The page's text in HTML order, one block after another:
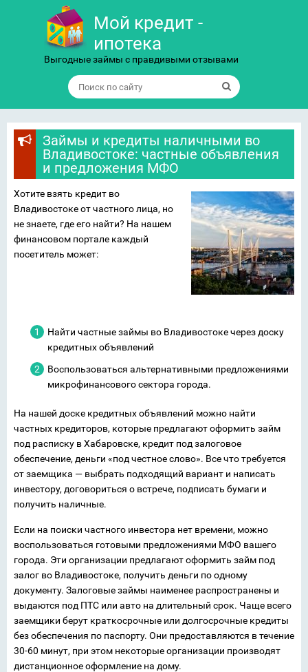
Мой кредит -
ипотека
Выгодные займы с правдивыми отзывами
Займы и кредиты наличными во
Владивостоке: частные объявления
и предложения МФО
Хотите взять кредит во
Владивостоке от частного лица, но
не знаете, где его найти? На нашем
финансовом портале каждый
посетитель может:
Найти частные займы во Владивостоке через доску
кредитных объявлений
Воспользоваться альтернативными предложениями
микрофинансового сектора города.
На нашей доске кредитных объявлений можно найти
частных кредиторов, которые предлагают оформить займ
под расписку в Хабаровске, кредит под залоговое
обеспечение, деньги «под честное слово». Все что требуется
от заемщика — выбрать подходящий вариант и написать
инвестору, договориться о встрече, подписать бумаги и
получить наличные.
Если на поиски частного инвестора нет времени, можно
воспользоваться готовыми предложениями МФО вашего
города. Эти организации предлагают оформить займ под
залог во Владивостоке, получить деньги по одному
документу. Залоговые займы наименее распространены и
выдаются под ПТС или авто на длительный срок. Чаще всего
заемщики берут краткосрочные или долгосрочные кредиты
без обеспечения по паспорту. Они предоставляются в течение
30-60 минут, при этом некоторые организации производят
дистанционное оформление на дому.